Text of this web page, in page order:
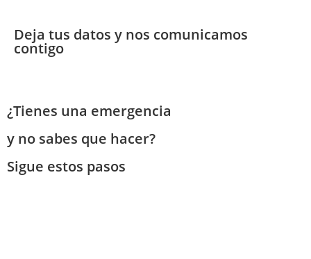
Deja tus datos y nos comunicamos
contigo
¿Tienes una emergencia
y no sabes que hacer?
Sigue estos pasos